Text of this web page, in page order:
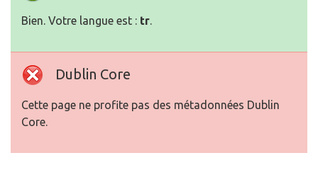
Bien. Votre langue est : tr.
Dublin Core
Cette page ne profite pas des métadonnées Dublin
Core.